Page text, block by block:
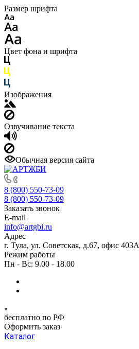
Размер шрифта
Цвет фона и шрифта
Изображения
Озвучивание текста
Обычная версия сайта
8 (800) 550-73-09
8 (800) 550-73-09
Заказать звонок
E-mail
info@artgbi.ru
Адрес
г. Тула, ул. Советская, д.67, офис 403А
Режим работы
Пн - Вс: 9.00 - 18.00
бесплатно по РФ
Оформить заказ
Каталог